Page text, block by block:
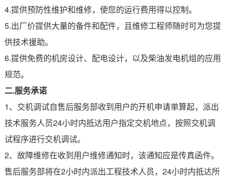
4.提供预防性维护和维修，使您的运行费用得以控制。
5.出厂价提供大量的备件和配件，且维修工程师随时可为您提
供技术援助。
6.提供免费的机房设计、配电设计，以及柴油发电机组的应用
规范。
二.服务承诺
1、交机调试自售后服务部收到用户的开机申请单算起，派出
技术服务人员24小时内抵达用户指定交机地点，按照交机调
试程序进行交机调试。
2、故障维修在收到用户维修通知时，该通知应是传真函件。
售后服务部将在2小时内派出工程技术人员，24小时内抵达所